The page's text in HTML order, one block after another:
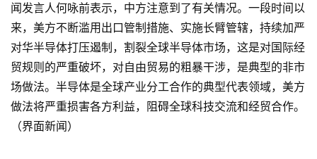
首
页
闻发言人何咏前表示，中方注意到了有关情况。一段时间以
来，美方不断滥用出口管制措施、实施长臂管辖，持续加严
对华半导体打压遏制，割裂全球半导体市场，这是对国际经
贸规则的严重破坏，对自由贸易的粗暴干涉，是典型的非市
场做法。半导体是全球产业分工合作的典型代表领域，美方
做法将严重损害各方利益，阻碍全球科技交流和经贸合作。
（界面新闻）